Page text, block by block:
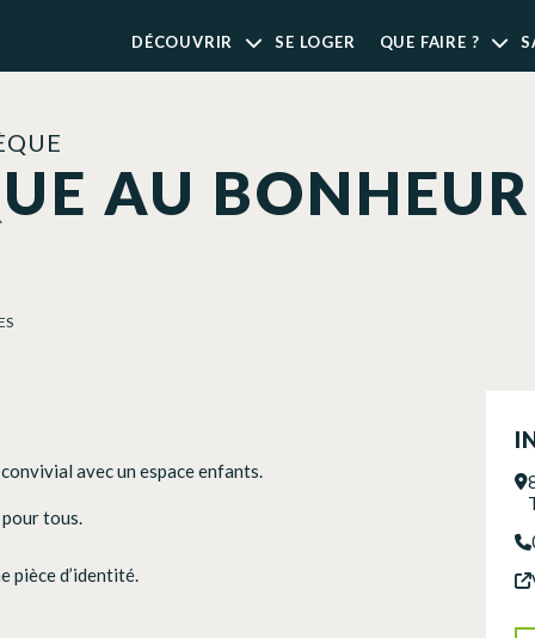
DÉCOUVRIR SE LOGER QUE FAIRE ?
AU BONHEUR
avec un espace enfants.
tous.
pièce d’identité.